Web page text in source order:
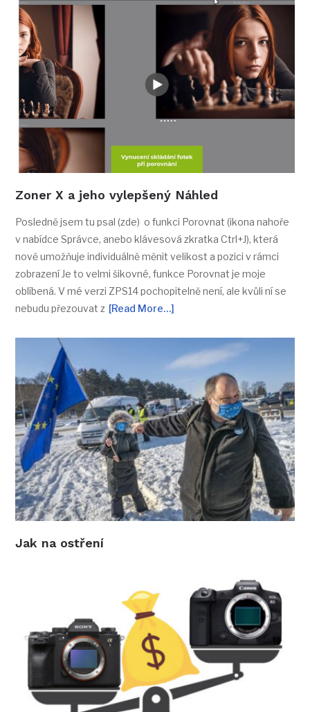
Zoner X a jeho vylepšený Náhled
Posledně jsem tu psal (zde) o funkci Porovnat (ikona nahoře
v nabídce Správce, anebo klávesová zkratka Ctrl+J), která
nově umožňuje individuálně měnit velikost a pozici v rámci
zobrazení Je to velmi šikovné, funkce Porovnat je moje
oblíbená. V mé verzi ZPS14 pochopitelně není, ale kvůli ní se
nebudu přezouvat z [Read More…]
Jak na ostření